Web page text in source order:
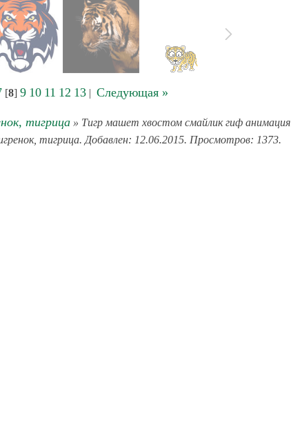
[8] 9 10 11 12 13 | Следующая »
тигрица » Тигр машет хвостом смайлик гиф анимация
тигрица. Добавлен: 12.06.2015. Просмотров: 1373.